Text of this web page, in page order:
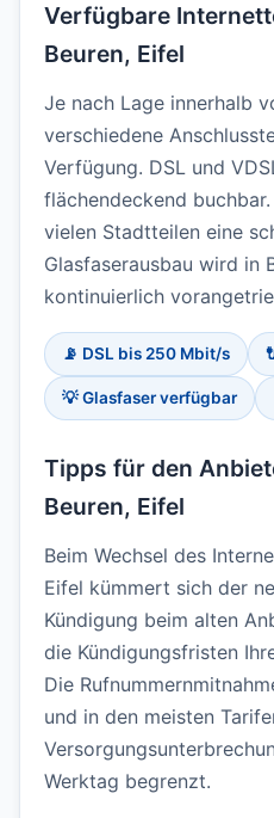
Verfügbare
Beuren, Eifel
Je nach Lage innerhalb
verschiedene
Verfügung. DSL und
flächendeckend
vielen Stadtteilen eine
Glasfaserausbau wird in
kontinuierlich
📡 DSL bis 250 Mbit/s
💡 Glasfaser verfügbar
Tipps für den
Beuren, Eifel
Beim Wechsel des
Eifel kümmert sich der
Kündigung beim alten
die Kündigungsfristen
Die
und in den meisten
Werktag begrenzt.